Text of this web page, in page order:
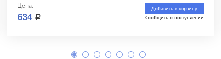
Цена:
634 a
Добавить в корзину
Сообщить о поступлении